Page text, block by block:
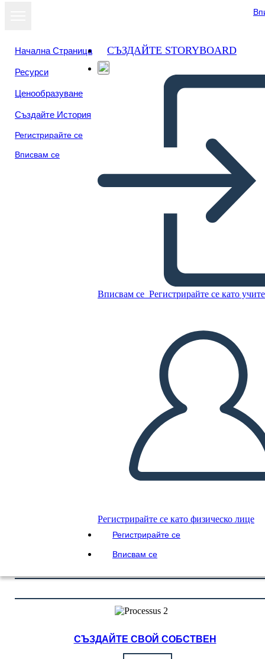
Начална Страница
Ресурси
Ценообразуване
Създайте История
Регистрирайте се
Вписвам се
СЪЗДАЙТЕ STORYBOARD
Вписвам се Регистрирайте се като
Регистрирайте се като физическо лице
Регистрирайте се
Вписвам се
Копирайте този Storyboard
СЪЗДАЙТЕ СЦЕНАРИЙ
СЪЗДАЙТЕ СВОЙ СОБСТВЕН